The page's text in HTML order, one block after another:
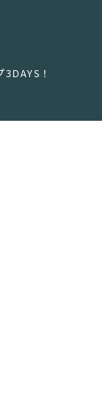
！